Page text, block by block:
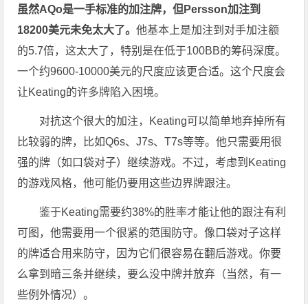
虽然AQo是一手标准的加注牌，但Persson加注到
18200美元未免太大了。他基本上是加注到对手加注额
的5.7倍，这太大了，特别是在低于100BB的筹码深度。
一个约9600-10000美元的尺度应该更合适。这个尺度会
让Keating的许多牌陷入困境。
对抗这个很大的加注，Keating可以简单地弃掉所有
比较弱的牌，比如Q6s、J7s、T7s等等。他只需要用很
强的牌（如口袋对子）继续游戏。不过，考虑到Keating
的游戏风格，他可能仍要用这些边界牌跟注。
鉴于Keating需要约38%的胜率才能让他的跟注有利
可图，他需要用一个很紧的范围防守。像口袋对子这样
的牌适合用来防守，因为它们很容易在翻后游戏。你要
么拿到暗三条并继续，要么没中牌并放弃（当然，有一
些例外情况）。